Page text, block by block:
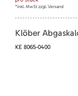
*inkl. MwSt zzgl. Versand
Klöber
KE 8065-0400